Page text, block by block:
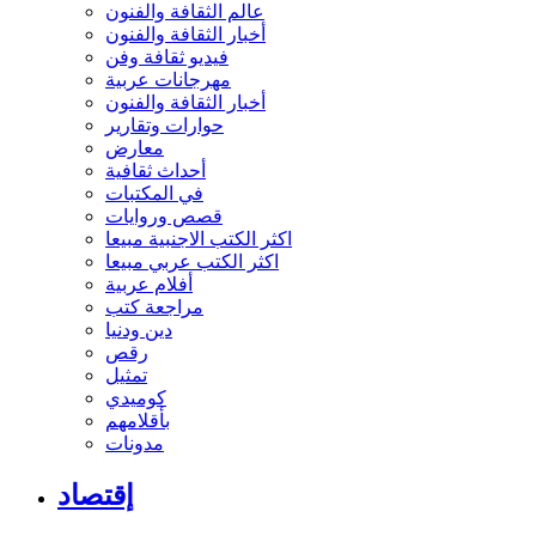
عالم الثقافة والفنون
أخبار الثقافة والفنون
فيديو ثقافة وفن
مهرجانات عربية
أخبار الثقافة والفنون
حوارات وتقارير
معارض
أحداث ثقافية
في المكتبات
قصص وروايات
اكثر الكتب الاجنبية مبيعا
اكثر الكتب عربي مبيعا
أفلام عربية
مراجعة كتب
دين ودنيا
رقص
تمثيل
كوميدي
بأقلامهم
مدونات
إقتصاد